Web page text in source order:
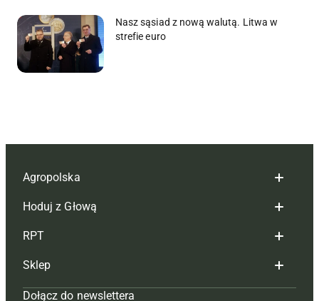
Nasz sąsiad z nową walutą. Litwa w
strefie euro
Agropolska
Redakcja
Reklama
Tagi
Mapa serwisu
Hoduj z Głową
Hoduj z głową bydło
Hoduj z głową świnie
Prenumerata
RPT
Redakcja
Sklep
Dołącz do newslettera